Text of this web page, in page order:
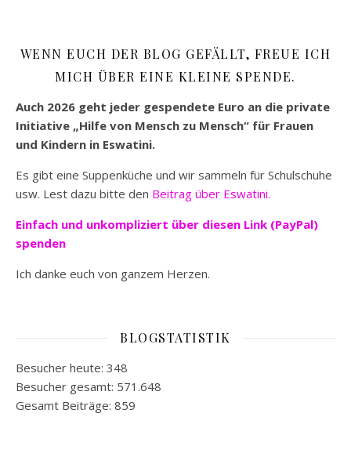
WENN EUCH DER BLOG GEFÄLLT, FREUE ICH
MICH ÜBER EINE KLEINE SPENDE.
Auch 2026 geht jeder gespendete Euro an die private
Initiative „Hilfe von Mensch zu Mensch“ für Frauen
und Kindern in Eswatini.
Es gibt eine Suppenküche und wir sammeln für Schulschuhe
usw. Lest dazu bitte den Beitrag über Eswatini.
Einfach und unkompliziert über diesen Link (PayPal)
spenden
Ich danke euch von ganzem Herzen.
BLOGSTATISTIK
Besucher heute: 348
Besucher gesamt: 571.648
Gesamt Beiträge: 859